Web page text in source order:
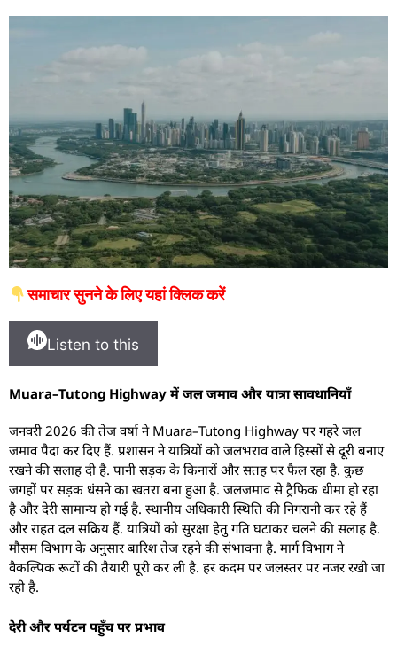
समाचार सुनने के लिए यहां क्लिक करें
Listen to this
Muara–Tutong Highway में जल जमाव और यात्रा सावधानियाँ
जनवरी 2026 की तेज वर्षा ने Muara–Tutong Highway पर गहरे जल
जमाव पैदा कर दिए हैं. प्रशासन ने यात्रियों को जलभराव वाले हिस्सों से दूरी बनाए
रखने की सलाह दी है. पानी सड़क के किनारों और सतह पर फैल रहा है. कुछ
जगहों पर सड़क धंसने का खतरा बना हुआ है. जलजमाव से ट्रैफिक धीमा हो रहा
है और देरी सामान्य हो गई है. स्थानीय अधिकारी स्थिति की निगरानी कर रहे हैं
और राहत दल सक्रिय हैं. यात्रियों को सुरक्षा हेतु गति घटाकर चलने की सलाह है.
मौसम विभाग के अनुसार बारिश तेज रहने की संभावना है. मार्ग विभाग ने
वैकल्पिक रूटों की तैयारी पूरी कर ली है. हर कदम पर जलस्तर पर नजर रखी जा
रही है.
देरी और पर्यटन पहुँच पर प्रभाव